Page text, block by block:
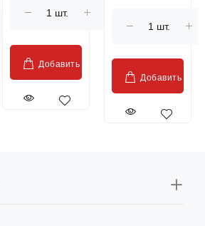
Moldovenesc"
Добавить
Добавить